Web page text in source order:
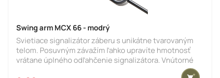
Swing arm MCX 66 - modrý
Svietiace signalizátor záberu s unikátne tvarovaným
telom. Posuvným závažím ľahko upravíte hmotnosť
vrátane úplného odľahčenie signalizátora. Vnútorné